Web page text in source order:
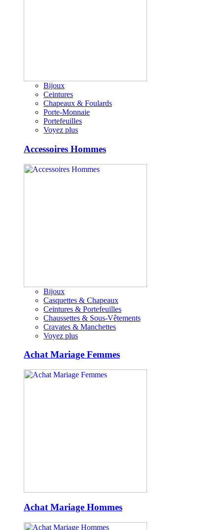
Bijoux
Ceintures
Chapeaux & Foulards
Porte-Monnaie
Portefeuilles
Voyez plus
Accessoires Hommes
Bijoux
Casquettes & Chapeaux
Ceintures & Portefeuilles
Chaussettes & Sous-Vêtements
Cravates & Manchettes
Voyez plus
Achat Mariage Femmes
Achat Mariage Hommes